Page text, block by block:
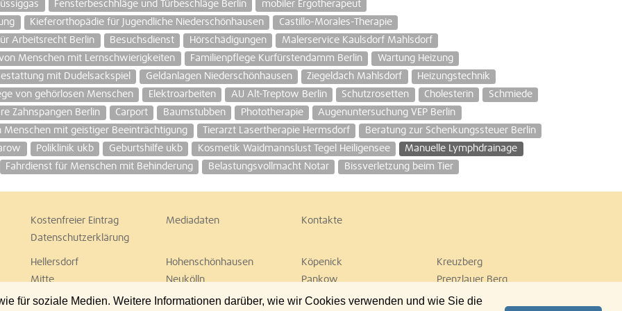
für soziale Medien. Weitere Informationen darüber, wie wir Cookies verwenden und wie Sie die
Fensterbeschhläge und Türbeschläge Berlin
mobiler Ergotherapeut
Kieferorthopädie für Jugendliche Niederschönhausen
Castillo-Morales-Therapie
Arbeitsrecht Berlin Besuchsdienst Hörschädigungen
Malerservice Kaulsdorf Mahlsdorf
Menschen mit Lernschwierigkeiten Familienpflege Kurfürstendamm Berlin
Wartung Heizung
mit Dudelsackspiel Geldanlagen Niederschönhausen Ziegeldach Mahlsdorf
Heizungstechnik
von gehörlosen Menschen Elektroarbeiten AU Alt-Treptow Berlin Schutzrosetten Cholesterin
Schmiede
Zahnspangen Berlin Carport Baumstubben Phototherapie
Augenuntersuchung VEP Berlin
Menschen mit geistiger Beeinträchtigung Tierarzt Lasertherapie Hermsdorf
Beratung zur Schenkungssteuer Berlin
Poliklinik ukb Geburtshilfe ukb Kosmetik Waidmannslust Tegel Heiligensee
Manuelle Lymphdrainage
Fahrdienst für Menschen mit Behinderung Belastungsvollmacht Notar Bissverletzung beim Tier
Kostenfreier Eintrag Mediadaten
Kontakte
Datenschutzerklärung
Hellersdorf Hohenschönhausen Köpenick
Kreuzberg
Mitte Neukölln Pankow
Prenzlauer Berg
Spandau Steglitz Tempelhof
Tiergarten